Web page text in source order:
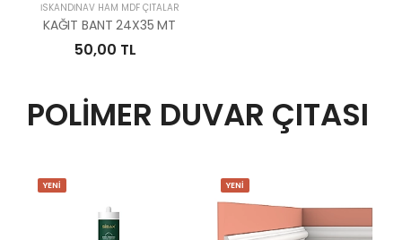
İSKANDİNAV HAM MDF ÇITALAR
KAĞIT BANT 24X35 MT
50,00 TL
POLİMER DUVAR ÇITASI
YENİ YENİ